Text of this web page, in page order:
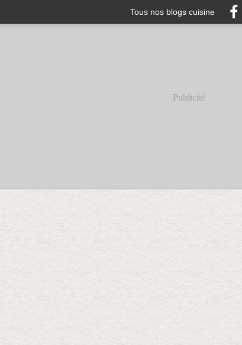
Tous nos blogs cuisine
Publicité